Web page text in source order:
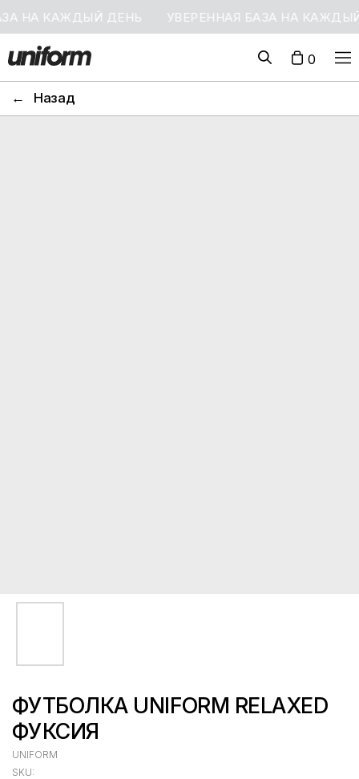
КАЖДЫЙ ДЕНЬ УВЕРЕННАЯ БАЗА НА КАЖДЫЙ
0
Назад
←
ФУТБОЛКА UNIFORM RELAXED
ФУКСИЯ
UNIFORM
SKU: